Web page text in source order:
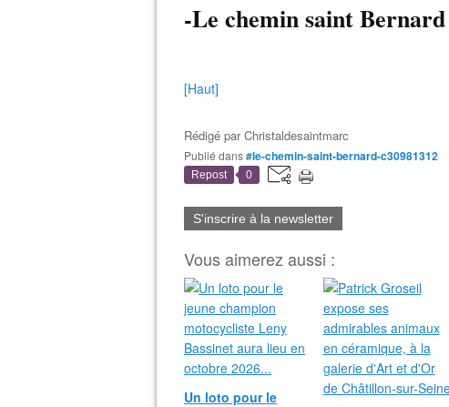
-Le chemin saint Bernard
[Haut]
Rédigé parChristaldesaintmarc
Publié dans#le-chemin-saint-bernard-c30981312
Repost 0
S'inscrire à la newsletter
Vous aimerez aussi :
Un loto pour le